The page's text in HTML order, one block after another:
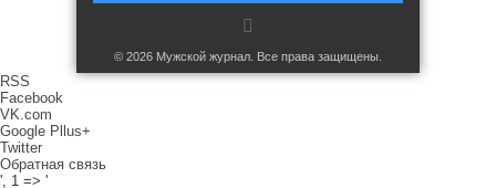
© 2026 Мужской журнал. Все права защищены.
RSS
Facebook
VK.com
Google Pllus+
Twitter
Обратная связь
', 1 => '